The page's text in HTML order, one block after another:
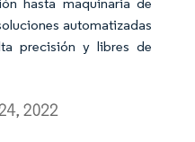
automatizadas
precisión y libres de